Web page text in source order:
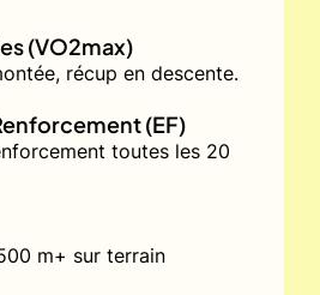
(VO2max)
récup en descente.
(EF)
toutes les 20
m+ sur terrain